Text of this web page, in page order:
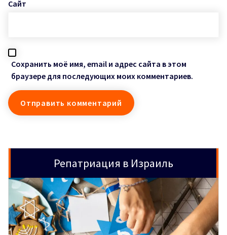
Сайт
Сохранить моё имя, email и адрес сайта в этом
браузере для последующих моих комментариев.
Репатриация в Израиль